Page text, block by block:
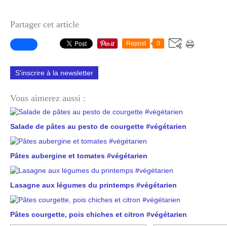
Partager cet article
Repost 0
S'inscrire à la newsletter
Vous aimerez aussi :
Salade de pâtes au pesto de courgette #végétarien
Pâtes aubergine et tomates #végétarien
Lasagne aux légumes du printemps #végétarien
Pâtes courgette, pois chiches et citron #végétarien